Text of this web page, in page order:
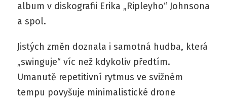
album v diskografii Erika „Ripleyho“ Johnsona
a spol.
Jistých změn doznala i samotná hudba, která
„swinguje“ víc než kdykoliv předtím.
Umanutě repetitivní rytmus ve svižném
tempu povyšuje minimalistické drone